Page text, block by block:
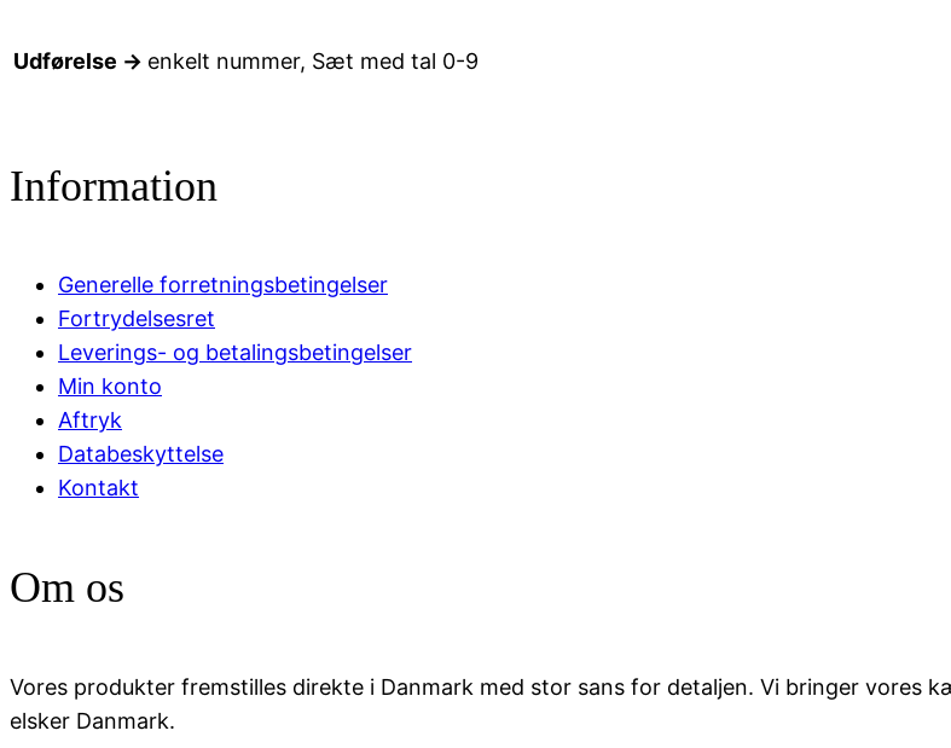
Udførelse → enkelt nummer, Sæt med tal 0-9
Information
Generelle forretningsbetingelser
Fortrydelsesret
Leverings- og betalingsbetingelser
Min konto
Aftryk
Databeskyttelse
Kontakt
Om os
Vores produkter fremstilles direkte i Danmark med stor sans for detaljen. Vi bringer
elsker Danmark.